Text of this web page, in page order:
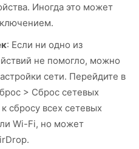
Иногда это может
: Если ни одно из
не помогло, можно
сети. Перейдите в
> Сброс сетевых
сбросу всех сетевых
Wi-Fi, но может